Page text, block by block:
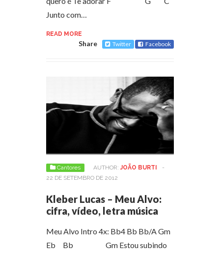
Junto com…
READ MORE
Share Twitter Facebook
Cantores AUTHOR: JOÃO BURTI
-
22 DE SETEMBRO DE 2012
Kleber Lucas – Meu Alvo:
cifra, vídeo, letra música
Meu Alvo Intro 4x: Bb4 Bb Bb/A Gm
Eb Bb Gm Estou subindo